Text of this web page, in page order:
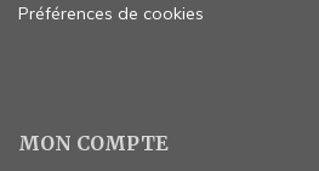
Préférences de cookies
MON COMPTE